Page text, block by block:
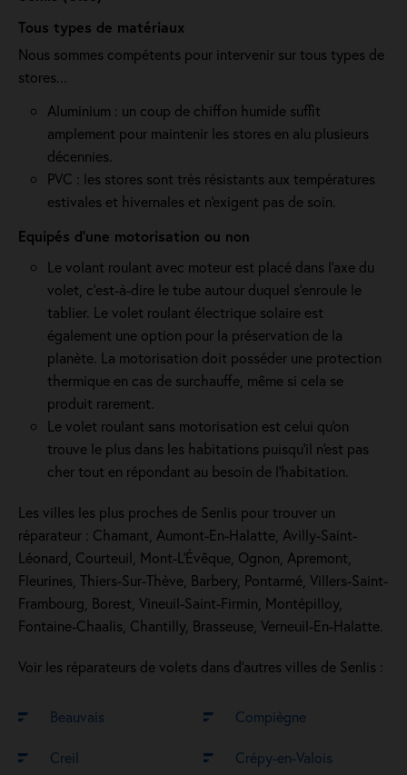
Tous types de matériaux
Nous sommes compétents pour intervenir sur tous types de
stores...
Aluminium : un coup de chiffon humide suffit
amplement pour maintenir les stores en alu plusieurs
décennies.
PVC : les stores sont très résistants aux températures
estivales et hivernales et n'exigent pas de soin.
Equipés d'une motorisation ou non
Le volant roulant avec moteur est placé dans l’axe du
volet, c’est-à-dire le tube autour duquel s’enroule le
tablier. Le volet roulant électrique solaire est
également une option pour la préservation de la
planète. La motorisation doit posséder une protection
thermique en cas de surchauffe, même si cela se
produit rarement.
Le volet roulant sans motorisation est celui qu'on
trouve le plus dans les habitations puisqu'il n'est pas
cher tout en répondant au besoin de l'habitation.
Les villes les plus proches de Senlis pour trouver un
réparateur : Chamant, Aumont-En-Halatte, Avilly-Saint-
Léonard, Courteuil, Mont-L'Évêque, Ognon, Apremont,
Fleurines, Thiers-Sur-Thève, Barbery, Pontarmé, Villers-Saint-
Frambourg, Borest, Vineuil-Saint-Firmin, Montépilloy,
Fontaine-Chaalis, Chantilly, Brasseuse, Verneuil-En-Halatte.
Voir les réparateurs de volets dans d’autres villes de Senlis :
Beauvais Compiègne
Creil Crépy-en-Valois